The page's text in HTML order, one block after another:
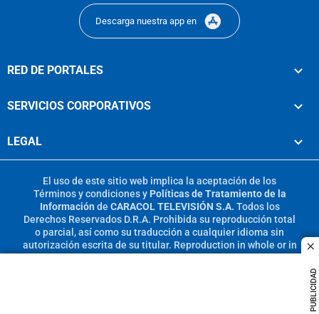
PUBLICIDAD
Descarga nuestra app en
RED DE PORTALES
SERVICIOS CORPORATIVOS
LEGAL
El uso de este sitio web implica la aceptación de los
Términos y condicionesy Políticas de Tratamiento de la
Información de CARACOL TELEVISIÓN S.A. Todos los
Derechos Reservados D.R.A. Prohibida su reproducción total
o parcial, así como su traducción a cualquier idioma sin
autorización escrita de su titular. Reproduction in whole or in